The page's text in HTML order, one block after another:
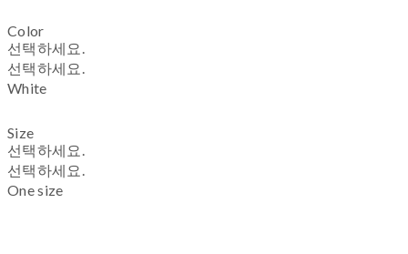
Color
선택하세요.
선택하세요.
White
Size
선택하세요.
선택하세요.
One size